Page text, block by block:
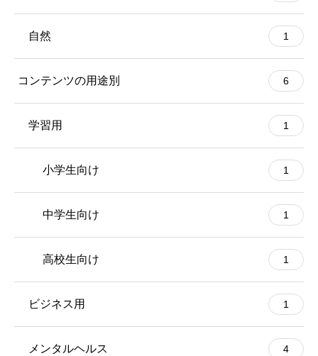
自然 1
コンテンツの用途別 6
学習用 1
小学生向け 1
中学生向け 1
高校生向け 1
ビジネス用 1
メンタルヘルス 4